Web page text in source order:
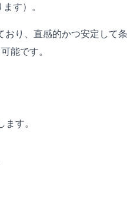
す）。
り、直感的かつ安定して
能です。
す。